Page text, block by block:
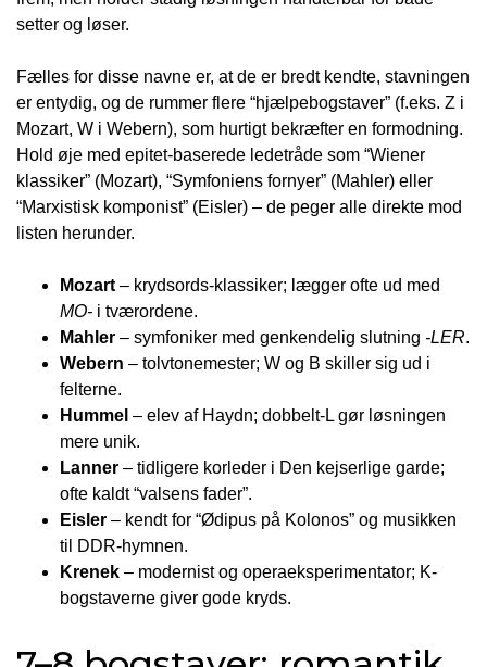
setter og løser.
Fælles for disse navne er, at de er bredt kendte, stavningen
er entydig, og de rummer flere “hjælpebogstaver” (f.eks. Z i
Mozart, W i Webern), som hurtigt bekræfter en formodning.
Hold øje med epitet-baserede ledetråde som “Wiener
klassiker” (Mozart), “Symfoniens fornyer” (Mahler) eller
“Marxistisk komponist” (Eisler) – de peger alle direkte mod
listen herunder.
Mozart – krydsords-klassiker; lægger ofte ud med
MO- i tværordene.
Mahler – symfoniker med genkendelig slutning -LER.
Webern – tolvtonemester; W og B skiller sig ud i
felterne.
Hummel – elev af Haydn; dobbelt-L gør løsningen
mere unik.
Lanner – tidligere korleder i Den kejserlige garde;
ofte kaldt “valsens fader”.
Eisler – kendt for “Ødipus på Kolonos” og musikken
til DDR-hymnen.
Krenek – modernist og operaeksperimentator; K-
bogstaverne giver gode kryds.